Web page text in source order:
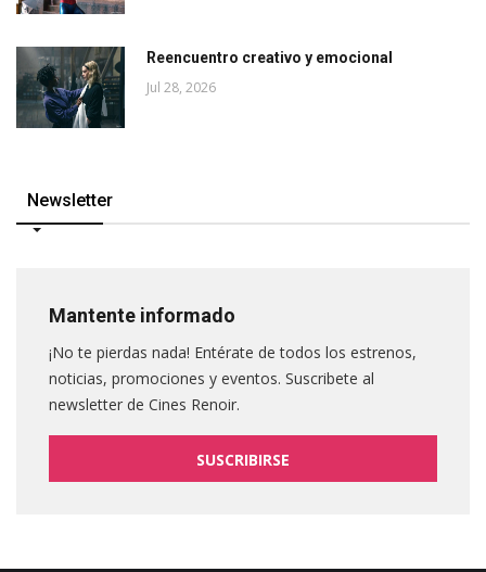
Reencuentro creativo y emocional
Jul 28, 2026
Newsletter
Mantente informado
¡No te pierdas nada! Entérate de todos los estrenos,
noticias, promociones y eventos. Suscribete al
newsletter de Cines Renoir.
SUSCRIBIRSE